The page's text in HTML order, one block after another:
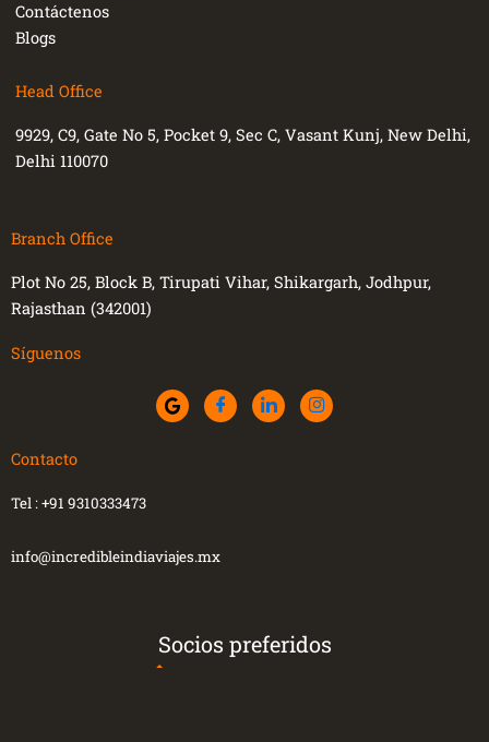
Contáctenos
Blogs
Head Office
9929, C9, Gate No 5, Pocket 9, Sec C, Vasant Kunj, New Delhi,
Delhi 110070
Branch Office
Plot No 25, Block B, Tirupati Vihar, Shikargarh, Jodhpur,
Rajasthan (342001)
Síguenos
Contacto
Tel :+91 9310333473
info@incredibleindiaviajes.mx
Socios preferidos